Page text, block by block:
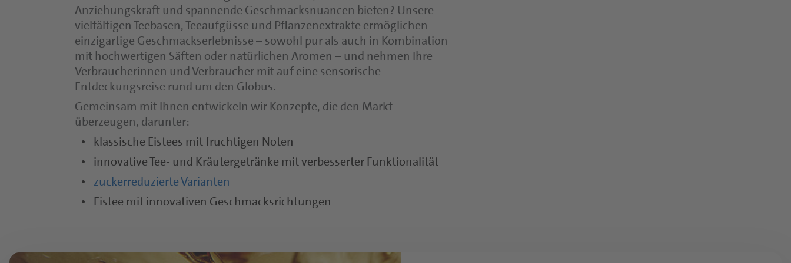
Anziehungskraft und spannende Geschmacksnuancen bieten? Unsere
vielfältigen Teebasen, Teeaufgüsse und Pflanzenextrakte ermöglichen
einzigartige Geschmackserlebnisse – sowohl pur als auch in Kombination
mit hochwertigen Säften oder natürlichen Aromen – und nehmen Ihre
Verbraucherinnen und Verbraucher mit auf eine sensorische
Entdeckungsreise rund um den Globus.
Gemeinsam mit Ihnen entwickeln wir Konzepte, die den Markt
überzeugen, darunter:
klassische Eistees mit fruchtigen Noten
innovative Tee- und Kräutergetränke mit verbesserter Funktionalität
zuckerreduzierte Varianten
Eistee mit innovativen Geschmacksrichtungen